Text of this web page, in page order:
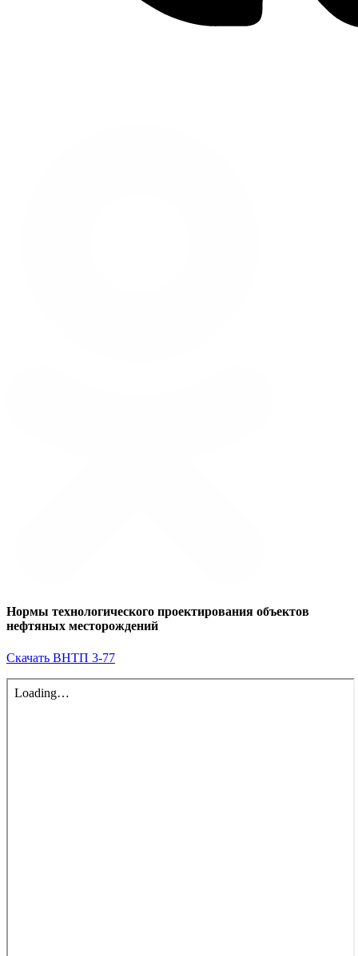
Нормы технологического проектирования объектов
нефтяных месторождений
Скачать ВНТП 3-77